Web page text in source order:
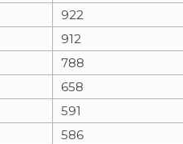
922
912
788
658
591
586